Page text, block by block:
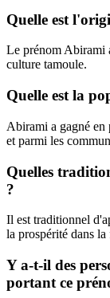
Quelle est
Le prénom Abirami
culture tamoule.
Quelle est la
Abirami a gagné en
et parmi les
Quelles
?
Il est traditionnel
la prospérité dans
Y a-t-il des
portant ce